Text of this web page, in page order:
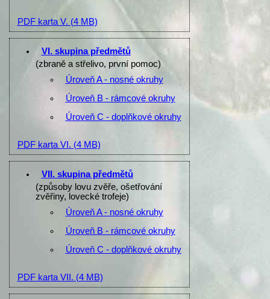
PDF karta V. (4 MB)
VI. skupina předmětů
(zbraně a střelivo, první pomoc)
Úroveň A - nosné okruhy
Úroveň B - rámcové okruhy
Úroveň C - doplňkové okruhy
PDF karta VI. (4 MB)
VII. skupina předmětů
(způsoby lovu zvěře, ošetřování
zvěřiny, lovecké trofeje)
Úroveň A - nosné okruhy
Úroveň B - rámcové okruhy
Úroveň C - doplňkové okruhy
PDF karta VII. (4 MB)